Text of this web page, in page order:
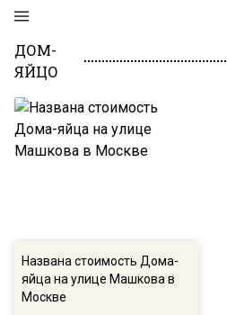
ДОМ-
ЯЙЦО
Названа стоимость Дома-
яйца на улице Машкова в
Москве